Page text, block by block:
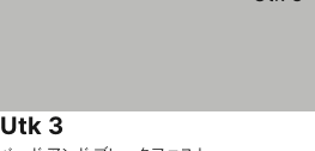
Utk 3